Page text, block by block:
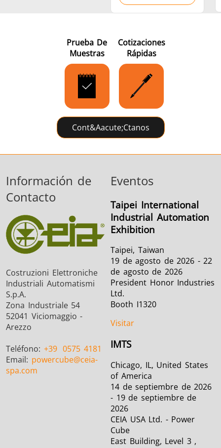
Prueba De
Muestras
Cotizaciones
Rápidas
Cont&aacute;ctanos
Información de
Contacto
Costruzioni Elettroniche
Industriali Automatismi
S.p.A.
Zona Industriale 54
52041 Viciomaggio -
Arezzo
Teléfono: +39 0575 4181
Email: powercube@ceia-
spa.com
Eventos
Taipei International
Industrial Automation
Exhibition
Taipei, Taiwan
19 de agosto de 2026 - 22
de agosto de 2026
President Honor Industries
Ltd.
Booth I1320
Visitar
IMTS
Chicago, IL, United States
of America
14 de septiembre de 2026
- 19 de septiembre de
2026
CEIA USA Ltd. - Power
Cube
East Building, Level 3 ,